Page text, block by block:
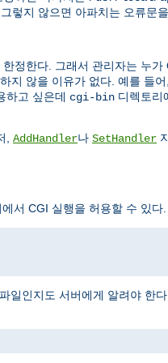
렇지 않으면 아파치는 오류문
한정한다. 그래서 관리자는 누
지 않을 이유가 없다. 예를 들어,
하고 싶은데 cgi-bin 디렉토리
, AddHandler나 SetHandler
서 CGI 실행을 허용할 수 있다.
일인지도 서버에게 알려야 한